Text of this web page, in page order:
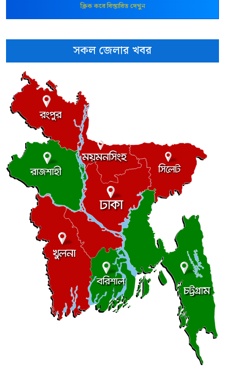
ক্লিক করে বিস্তারিত দেখুন
সকল জেলার খবর